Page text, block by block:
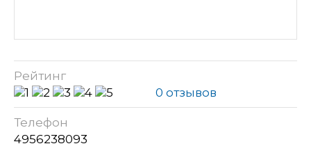
Рейтинг
0 отзывов
Телефон
4956238093